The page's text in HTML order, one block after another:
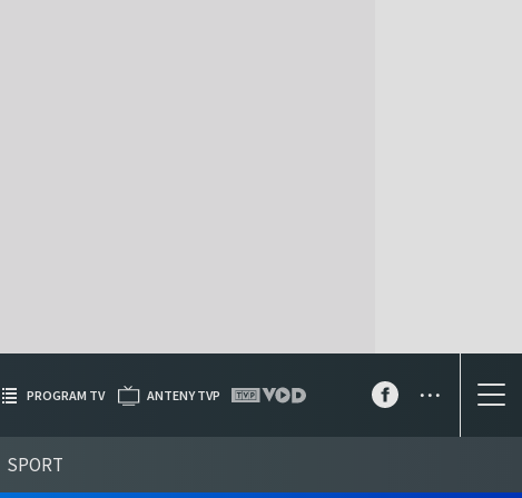
SPORT
PROGRAM TV ANTENY TVP ...